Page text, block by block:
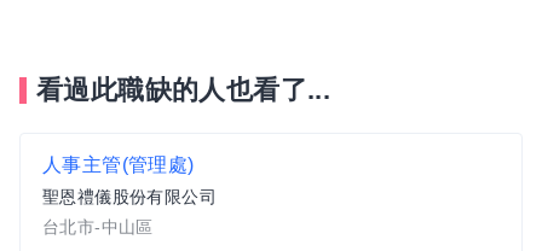
看過此職缺的人也看了...
人事主管(管理處)
聖恩禮儀股份有限公司
台北市-中山區